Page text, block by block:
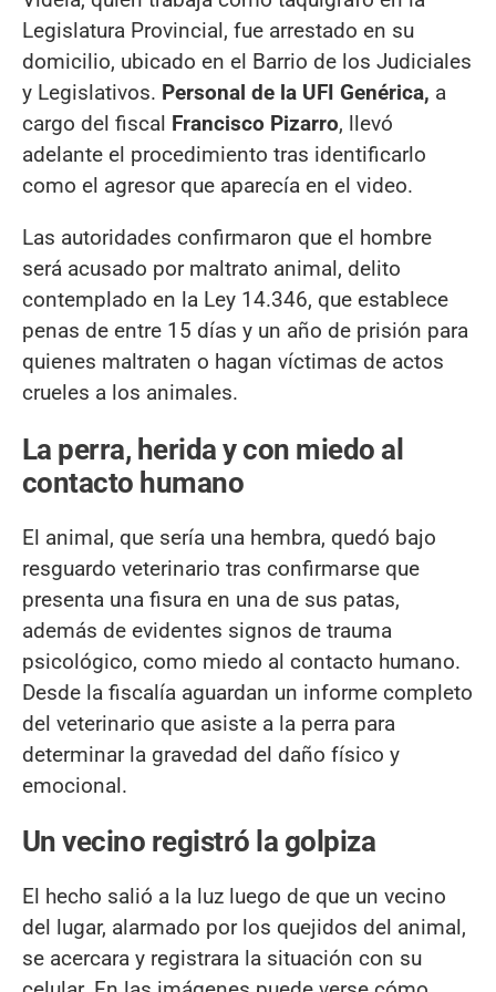
Legislatura Provincial, fue arrestado en su
domicilio, ubicado en el Barrio de los Judiciales
y Legislativos. Personal de la UFI Genérica, a
cargo del fiscal Francisco Pizarro, llevó
adelante el procedimiento tras identificarlo
como el agresor que aparecía en el video.
Las autoridades confirmaron que el hombre
será acusado por maltrato animal, delito
contemplado en la Ley 14.346, que establece
penas de entre 15 días y un año de prisión para
quienes maltraten o hagan víctimas de actos
crueles a los animales.
La perra, herida y con miedo al
contacto humano
El animal, que sería una hembra, quedó bajo
resguardo veterinario tras confirmarse que
presenta una fisura en una de sus patas,
además de evidentes signos de trauma
psicológico, como miedo al contacto humano.
Desde la fiscalía aguardan un informe completo
del veterinario que asiste a la perra para
determinar la gravedad del daño físico y
emocional.
Un vecino registró la golpiza
El hecho salió a la luz luego de que un vecino
del lugar, alarmado por los quejidos del animal,
se acercara y registrara la situación con su